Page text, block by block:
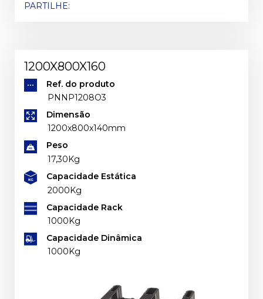
PARTILHE:
1200X800X160
Ref. do produto
PNNP1208O3
Dimensão
1200x800x140mm
Peso
17,30Kg
Capacidade Estática
2000Kg
Capacidade Rack
1000Kg
Capacidade Dinâmica
1000Kg